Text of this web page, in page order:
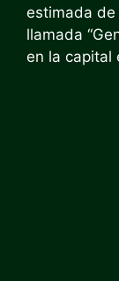
estimada de
llamada
en la capital